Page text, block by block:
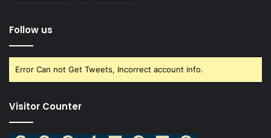
Follow us
Error Can not Get Tweets, Incorrect account info.
Visitor Counter